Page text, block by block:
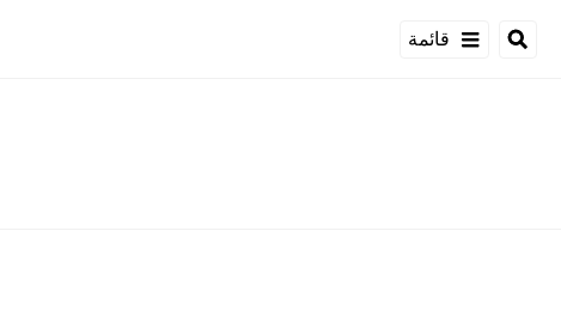
قائمة